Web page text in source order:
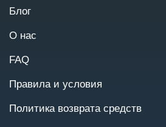
Блог
О нас
FAQ
Правила и условия
Политика возврата средств